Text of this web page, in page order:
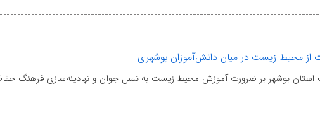
از محیط زیست در میان دانش‌آموزان بوشهری
بوشهر بر ضرورت آموزش محیط زیست به نسل جوان و نهادینه‌سازی فرهنگ